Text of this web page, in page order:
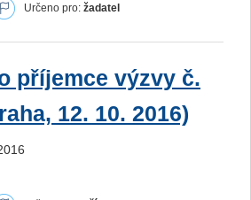
Určeno pro: žadatel
příjemce výzvy č.
12. 10. 2016)